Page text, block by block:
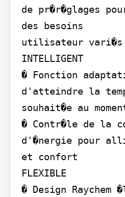
de pr�r�glages
des besoins
utilisateur vari�s
INTELLIGENT
� Fonction
d'atteindre la
souhait�e au
� Contr�le de la
d'�nergie pour
et confort
FLEXIBLE
� Design Raychem